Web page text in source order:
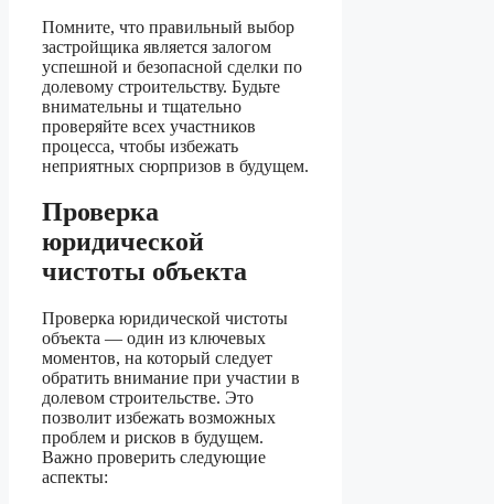
Помните, что правильный выбор
застройщика является залогом
успешной и безопасной сделки по
долевому строительству. Будьте
внимательны и тщательно
проверяйте всех участников
процесса, чтобы избежать
неприятных сюрпризов в будущем.
Проверка
юридической
чистоты объекта
Проверка юридической чистоты
объекта — один из ключевых
моментов, на который следует
обратить внимание при участии в
долевом строительстве. Это
позволит избежать возможных
проблем и рисков в будущем.
Важно проверить следующие
аспекты: